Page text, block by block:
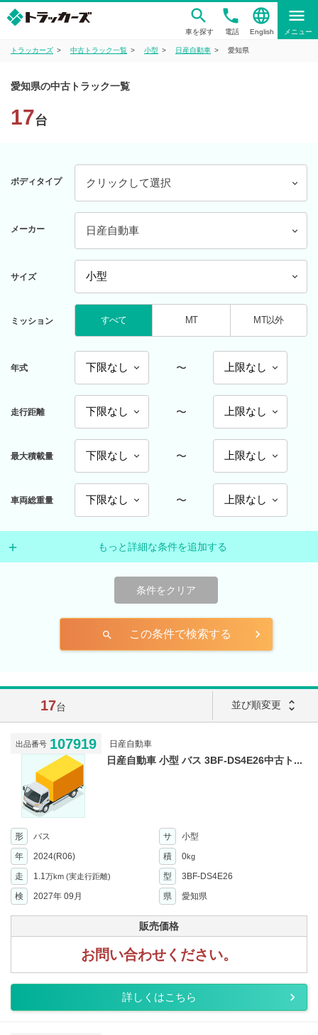
車を探す
phone
電話
language
English
menu
メニュー
トラッカーズ 中古トラック一覧 小型 日産自動車 愛知県
愛知県の中古トラック一覧
17台
ボディタイプ クリックして選択
メーカー 日産自動車
サイズ
ミッション すべて MT MT以外
年式 〜
走行距離 〜
最大積載量 〜
車両総重量 〜
もっと詳細な条件を追加する
条件をクリア
search この条件で検索する
17台 並び順変更 unfold_more
出品番号 107919 日産自動車
日産自動車 小型 バス 3BF-DS4E26中古ト...
形 バス サ
小型
年
2024(R06) 積 0kg
走 1.1万km (実走行距離) 型
3BF-DS4E26
検
2027年 09月 県 愛知県
販売価格
お問い合わせください。
詳しくはこちら